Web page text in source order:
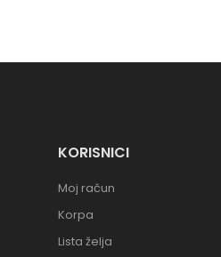
KORISNICI
Moj račun
Korpa
Lista želja